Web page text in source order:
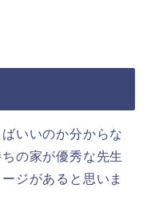
いいのか分からな
の家が優秀な先生
ジがあると思いま